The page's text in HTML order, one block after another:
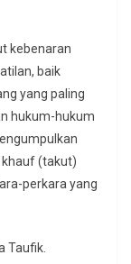
kebenaran
baik
yang paling
hukum-hukum
khauf (takut)
perkara yang
Taufik.